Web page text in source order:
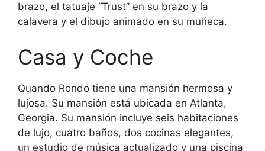
brazo, el tatuaje “Trust” en su brazo y la
calavera y el dibujo animado en su muñeca.
Casa y Coche
Quando Rondo tiene una mansión hermosa y
lujosa. Su mansión está ubicada en Atlanta,
Georgia. Su mansión incluye seis habitaciones
de lujo, cuatro baños, dos cocinas elegantes,
un estudio de música actualizado y una piscina